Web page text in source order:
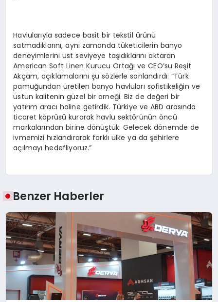
Havlularıyla sadece basit bir tekstil ürünü
satmadıklarını, aynı zamanda tüketicilerin banyo
deneyimlerini üst seviyeye taşıdıklarını aktaran
American Soft Linen Kurucu Ortağı ve CEO’su Reşit
Akçam, açıklamalarını şu sözlerle sonlandırdı: “Türk
pamuğundan üretilen banyo havluları sofistikeliğin ve
üstün kalitenin güzel bir örneği. Biz de değeri bir
yatırım aracı haline getirdik. Türkiye ve ABD arasında
ticaret köprüsü kurarak havlu sektörünün öncü
markalarından birine dönüştük. Gelecek dönemde de
ivmemizi hızlandırarak farklı ülke ya da şehirlere
açılmayı hedefliyoruz.”
Benzer Haberler